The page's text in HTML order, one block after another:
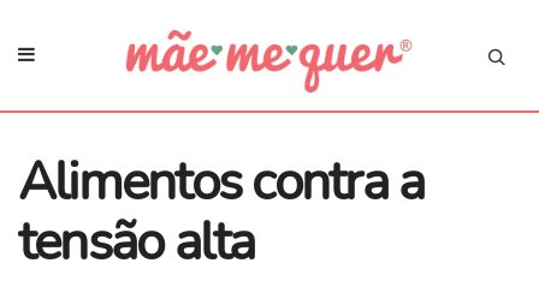
Alimentos contra a
tensão alta